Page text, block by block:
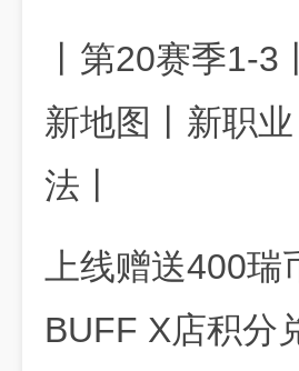
丨第20赛季1-
新地图丨新职
法丨
上线赠送400瑞
BUFF X店积分